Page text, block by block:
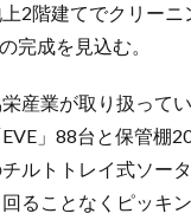
2階建てでクリー
完成を見込む。
産業が取り扱って
」88台と保管棚
ルトトレイ式ソー
ることなくピッキ